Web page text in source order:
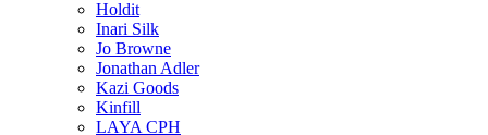
Holdit
Inari Silk
Jo Browne
Jonathan Adler
Kazi Goods
Kinfill
LAYA CPH